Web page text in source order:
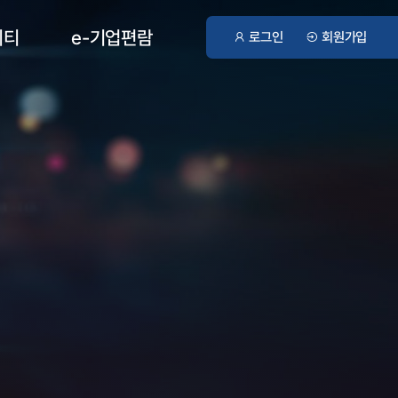
로그인 회원가입
e-기업편람